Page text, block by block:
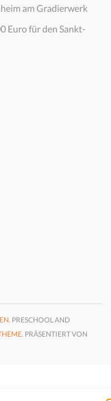
am Gradierwerk
Euro für den Sankt-
. PRESCHOOL AND
. PRÄSENTIERT VON